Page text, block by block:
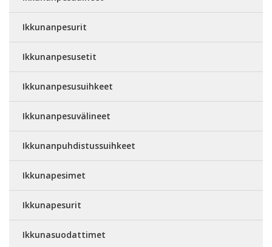
Ikkunanpesurit
Ikkunanpesusetit
Ikkunanpesusuihkeet
Ikkunanpesuvälineet
Ikkunanpuhdistussuihkeet
Ikkunapesimet
Ikkunapesurit
Ikkunasuodattimet